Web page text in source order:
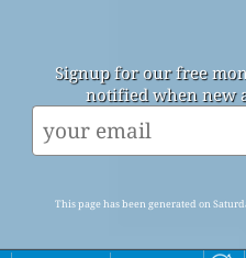
Signup for our free
notified when new
This page has been generated on